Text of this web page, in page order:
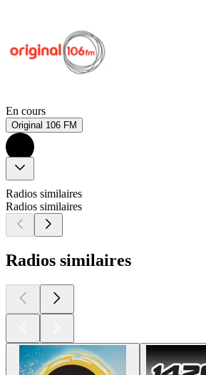
En cours
Original 106 FM
Radios similaires
Radios similaires
Radios similaires